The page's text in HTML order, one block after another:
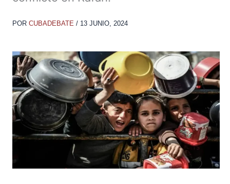
POR CUBADEBATE / 13 JUNIO, 2024